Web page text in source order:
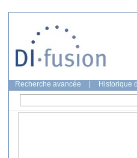
Recherche avancée Historique